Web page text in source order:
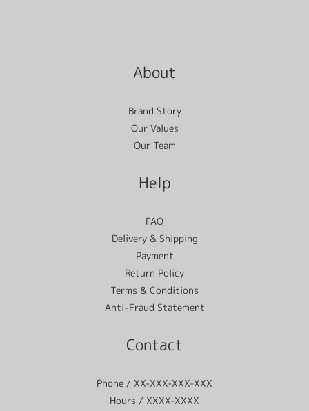
About
Brand Story
Our Values
Our Team
Help
FAQ
Delivery & Shipping
Payment
Return Policy
Terms & Conditions
Anti-Fraud Statement
Contact
Phone / XX-XXX-XXX-XXX
Hours / XXXX-XXXX